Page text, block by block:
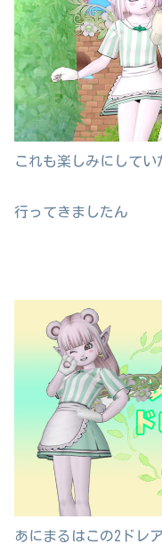
これも楽しみにしてい
行ってきましたん
あにまるはこの2ドレ